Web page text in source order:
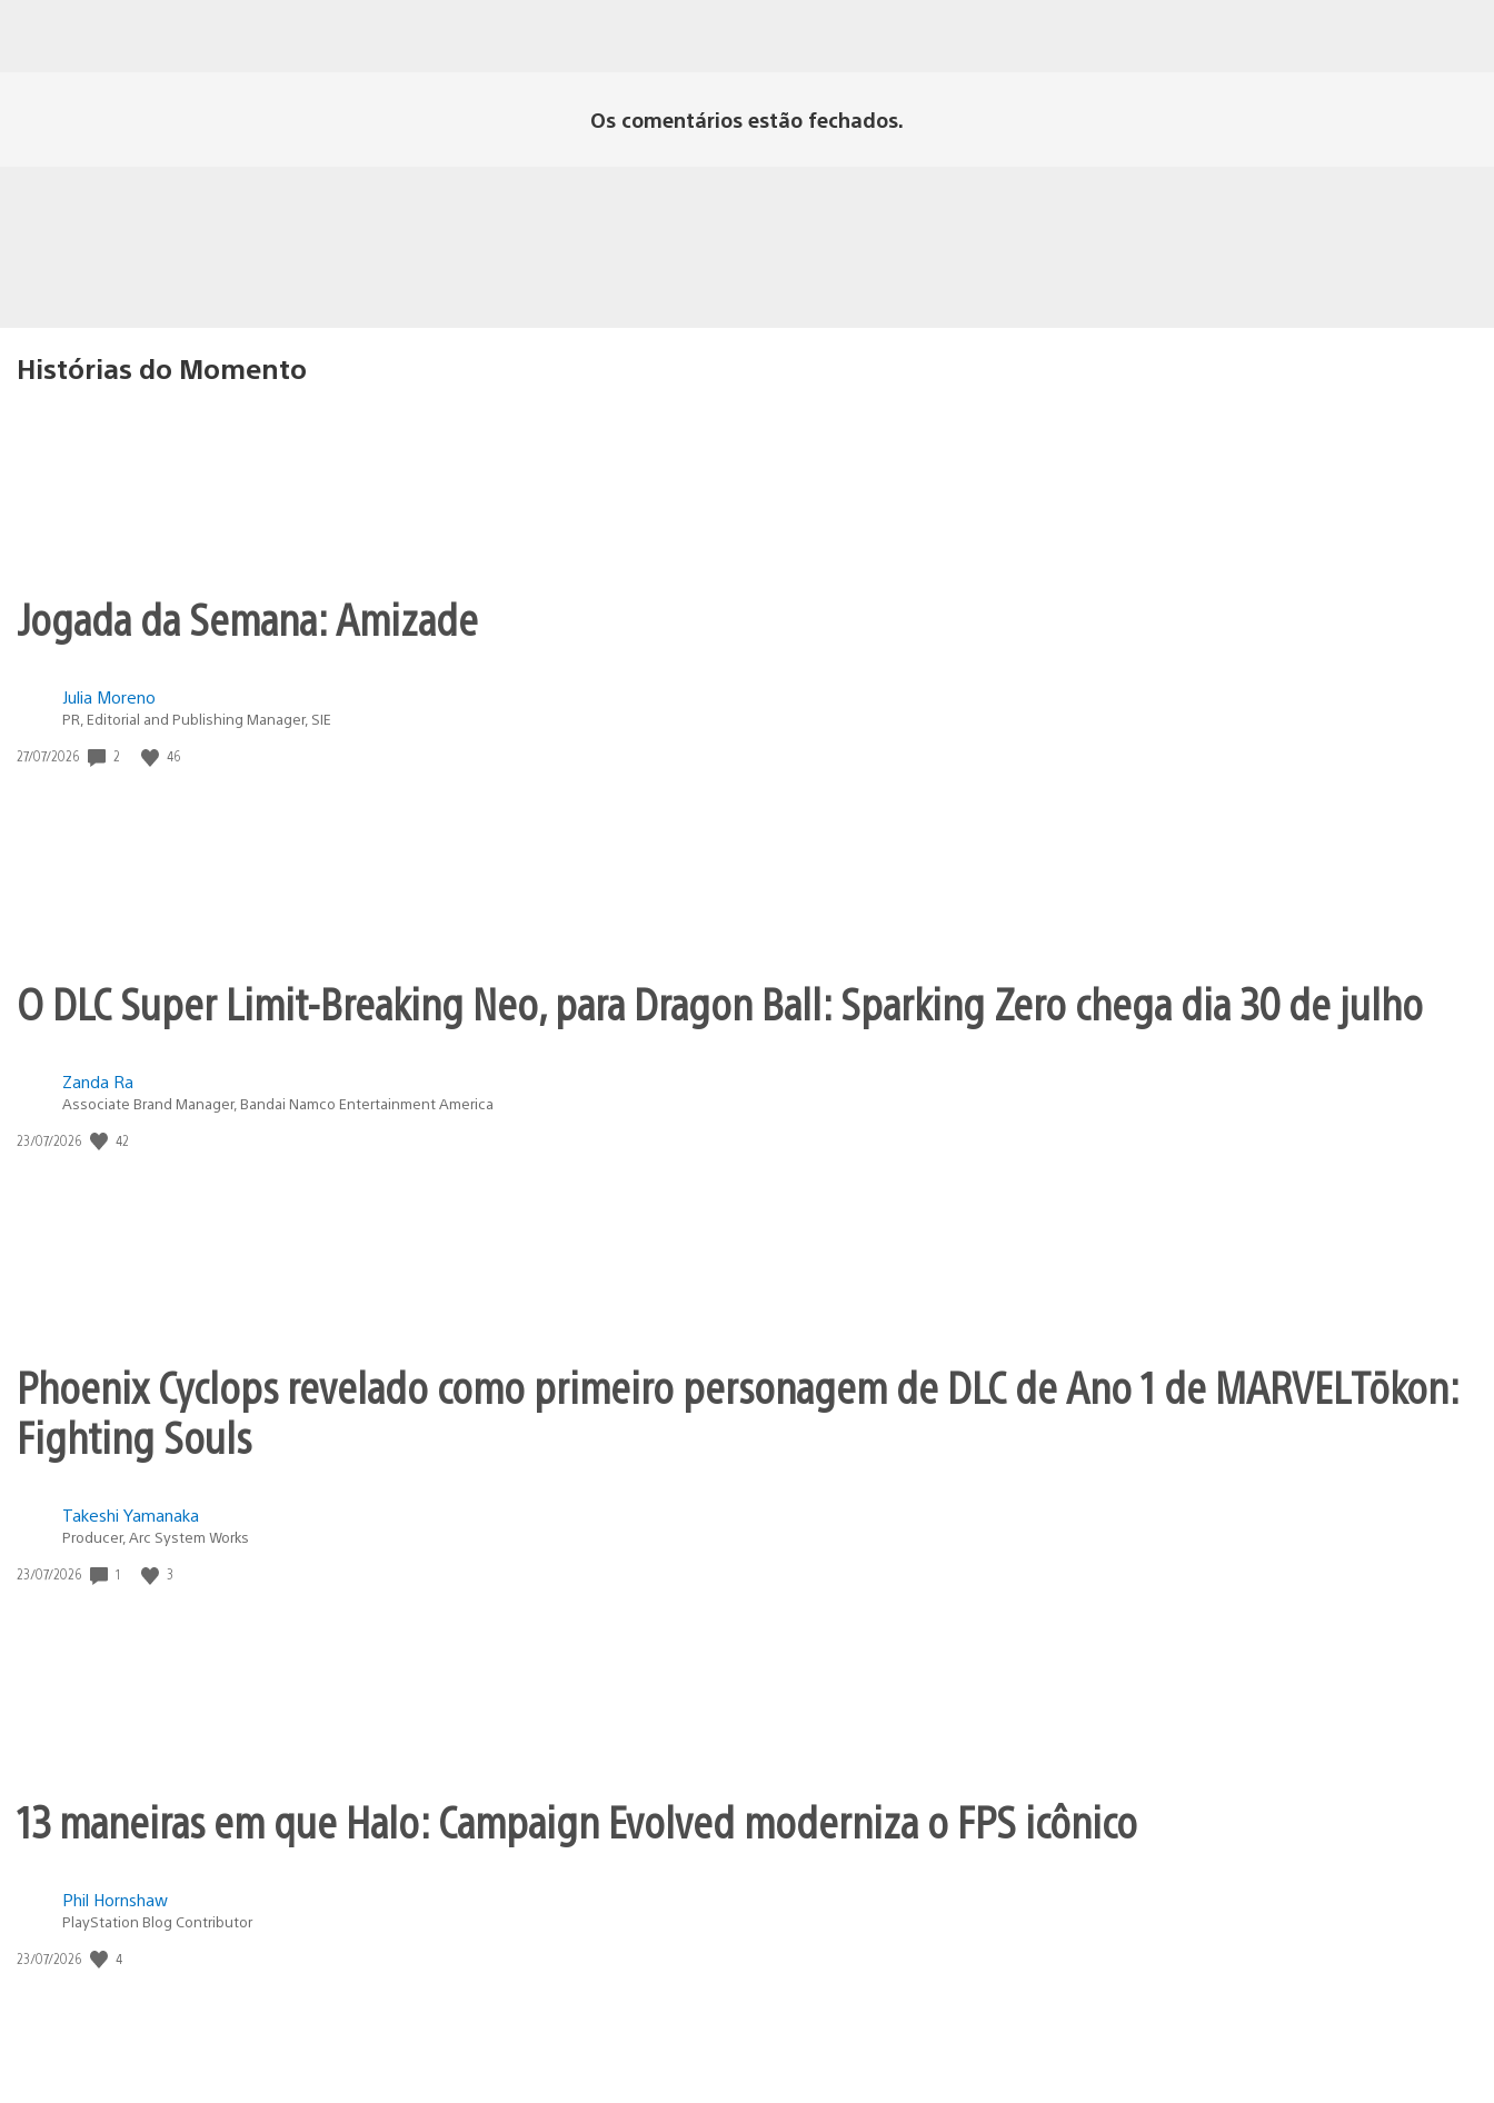
Os comentários estão fechados.
Histórias do Momento
Jogada da Semana: Amizade
Julia Moreno
PR, Editorial and Publishing Manager, SIE
Data
27/07/2026 2 46
O DLC Super Limit-Breaking Neo, para Dragon Ball: Sparking Zero chega dia 30 de julho
Zanda Ra
Associate Brand Manager, Bandai Namco Entertainment America
Data
23/07/2026 42
Phoenix Cyclops revelado como primeiro personagem de DLC de Ano 1 de MARVEL Tōkon:
Fighting Souls
Takeshi Yamanaka
Producer, Arc System Works
Data
23/07/2026 1 3
13 maneiras em que Halo: Campaign Evolved moderniza o FPS icônico
Phil Hornshaw
PlayStation Blog Contributor
Data
23/07/2026 4